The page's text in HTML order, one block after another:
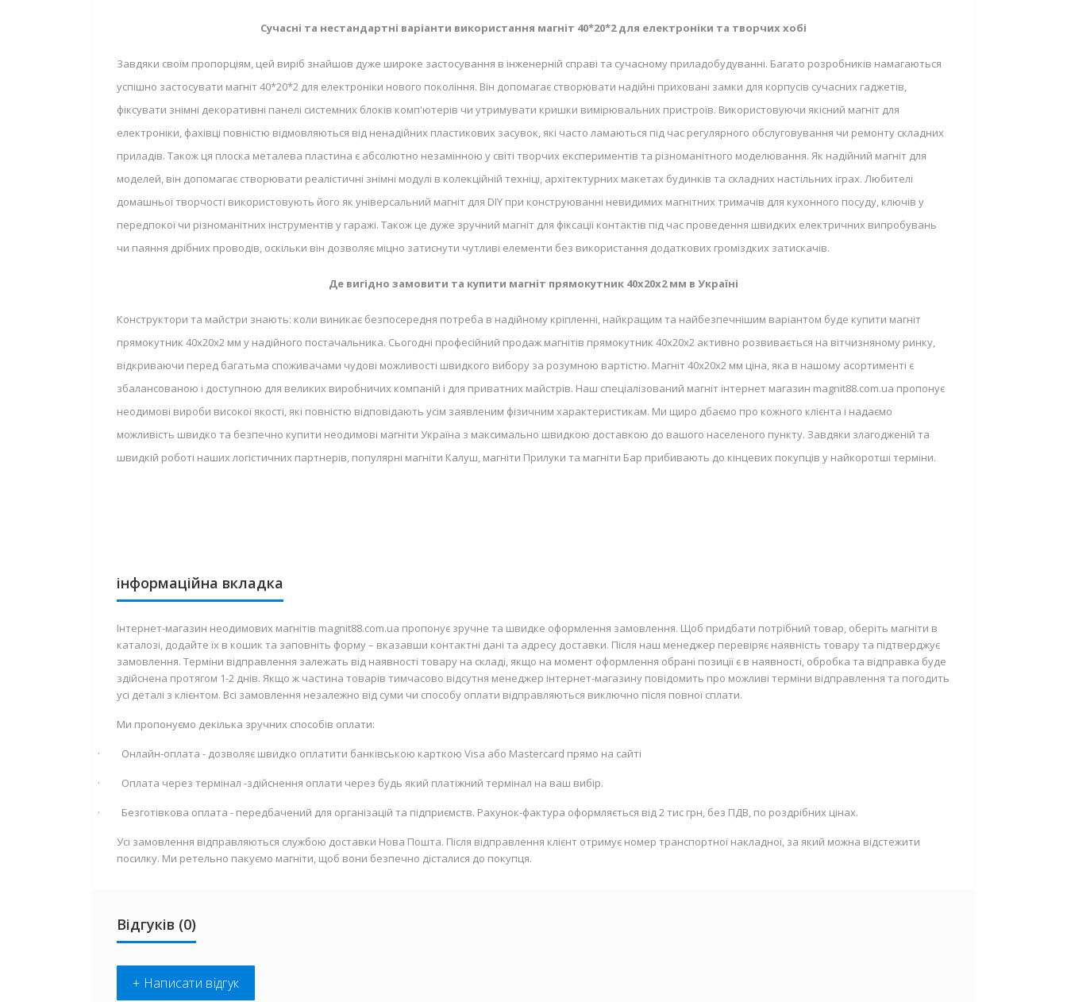
Сучасні та нестандартні варіанти використання магніт 40*20*2 для електроніки та творчих хобі
Завдяки своїм пропорціям, цей виріб знайшов дуже широке застосування в інженерній справі та сучасному приладобудуванні. Багато розробників намагаються
успішно застосувати магніт 40*20*2 для електроніки нового покоління. Він допомагає створювати надійні приховані замки для корпусів сучасних гаджетів,
фіксувати знімні декоративні панелі системних блоків комп'ютерів чи утримувати кришки вимірювальних пристроїв. Використовуючи якісний магніт для
електроніки, фахівці повністю відмовляються від ненадійних пластикових засувок, які часто ламаються під час регулярного обслуговування чи ремонту складних
приладів. Також ця плоска металева пластина є абсолютно незамінною у світі творчих експериментів та різноманітного моделювання. Як надійний магніт для
моделей, він допомагає створювати реалістичні знімні модулі в колекційній техніці, архітектурних макетах будинків та складних настільних іграх. Любителі
домашньої творчості використовують його як універсальний магніт для DIY при конструюванні невидимих магнітних тримачів для кухонного посуду, ключів у
передпокої чи різноманітних інструментів у гаражі. Також це дуже зручний магніт для фіксації контактів під час проведення швидких електричних випробувань
чи паяння дрібних проводів, оскільки він дозволяє міцно затиснути чутливі елементи без використання додаткових громіздких затискачів.
Де вигідно замовити та купити магніт прямокутник 40х20х2 мм в Україні
Конструктори та майстри знають: коли виникає безпосередня потреба в надійному кріпленні, найкращим та найбезпечнішим варіантом буде купити магніт
прямокутник 40х20х2 мм у надійного постачальника. Сьогодні професійний продаж магнітів прямокутник 40х20х2 активно розвивається на вітчизняному ринку,
відкриваючи перед багатьма споживачами чудові можливості швидкого вибору за розумною вартістю. Магніт 40х20х2 мм ціна, яка в нашому асортименті є
збалансованою і доступною для великих виробничих компаній і для приватних майстрів. Наш спеціалізований магніт інтернет магазин magnit88.com.ua пропонує
неодимові вироби високої якості, які повністю відповідають усім заявленим фізичним характеристикам. Ми щиро дбаємо про кожного клієнта і надаємо
можливість швидко та безпечно купити неодимові магніти Україна з максимально швидкою доставкою до вашого населеного пункту. Завдяки злагодженій та
швидкій роботі наших логістичних партнерів, популярні магніти Калуш, магніти Прилуки та магніти Бар прибивають до кінцевих покупців у найкоротші терміни.
інформаційна вкладка
Інтернет-магазин неодимових магнітів magnit88.com.ua пропонує зручне та швидке оформлення замовлення. Щоб придбати потрібний товар, оберіть магніти в
каталозі, додайте їх в кошик та заповніть форму – вказавши контактні дані та адресу доставки. Після наш менеджер перевіряє наявність товару та підтверджує
замовлення. Терміни відправлення залежать від наявності товару на складі, якщо на момент оформлення обрані позиції є в наявності, обробка та відправка буде
здійснена протягом 1-2 днів. Якщо ж частина товарів тимчасово відсутня менеджер інтернет-магазину повідомить про можливі терміни відправлення та погодить
усі деталі з клієнтом. Всі замовлення незалежно від суми чи способу оплати відправляються виключно після повної сплати.
Ми пропонуємо декілька зручних способів оплати:
· Онлайн-оплата - дозволяє швидко оплатити банківською карткою Visa або Mastercard прямо на сайті
· Оплата через термінал -здійснення оплати через будь який платіжний термінал на ваш вибір.
· Безготівкова оплата - передбачений для організацій та підприємств. Рахунок-фактура оформляється від 2 тис грн, без ПДВ, по роздрібних цінах.
Усі замовлення відправляються службою доставки Нова Пошта. Після відправлення клієнт отримує номер транспортної накладної, за який можна відстежити
посилку. Ми ретельно пакуємо магніти, щоб вони безпечно дісталися до покупця.
Відгуків (0)
+ Написати відгук